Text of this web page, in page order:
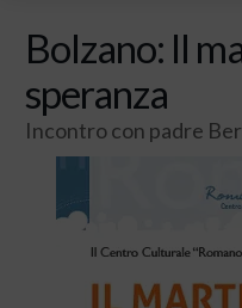
Bolzano: Il
speranza
Incontro con padre